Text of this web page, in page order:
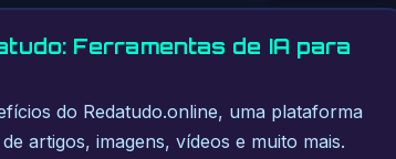
Ferramentas de IA para
do Redatudo.online, uma plataforma
artigos, imagens, vídeos e muito mais.